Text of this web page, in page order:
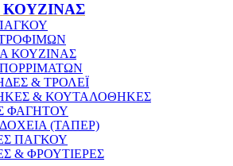
ΚΟΥΖΙΝΑΣ
& ΤΡΟΛΕΪ
& ΚΟΥΤΑΛΟΘΗΚΕΣ
ΦΑΓΗΤΟΥ
(ΤΑΠΕΡ)
ΠΑΓΚΟΥ
& ΦΡΟΥΤΙΕΡΕΣ